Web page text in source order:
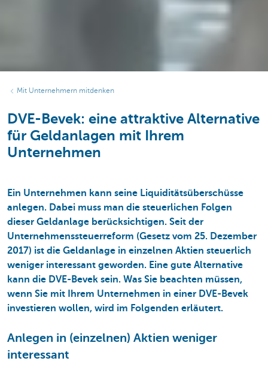
Mit Unternehmern mitdenken
DVE-Bevek: eine attraktive Alternative
für Geldanlagen mit Ihrem
Unternehmen
Ein Unternehmen kann seine Liquiditätsüberschüsse
anlegen. Dabei muss man die steuerlichen Folgen
dieser Geldanlage berücksichtigen. Seit der
Unternehmenssteuerreform (Gesetz vom 25. Dezember
2017) ist die Geldanlage in einzelnen Aktien steuerlich
weniger interessant geworden. Eine gute Alternative
kann die DVE-Bevek sein. Was Sie beachten müssen,
wenn Sie mit Ihrem Unternehmen in einer DVE-Bevek
investieren wollen, wird im Folgenden erläutert.
Anlegen in (einzelnen) Aktien weniger
interessant